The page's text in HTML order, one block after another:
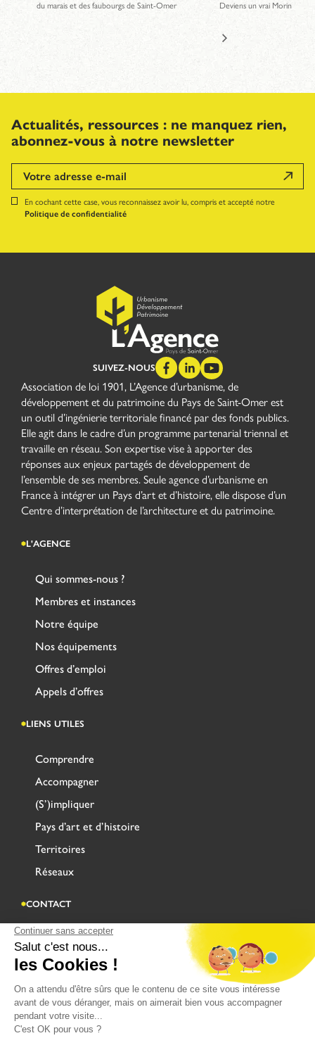
du marais et des faubourgs de Saint-Omer Deviens un vrai Morin
Actualités, ressources : ne manquez rien,
abonnez-vous à notre newsletter
En cochant cette case, vous reconnaissez avoir lu, compris et accepté notre
Politique de confidentialité
SUIVEZ-NOUS
Association de loi 1901, L’Agence d’urbanisme, de
développement et du patrimoine du Pays de Saint-Omer est
un outil d’ingénierie territoriale financé par des fonds publics.
Elle agit dans le cadre d’un programme partenarial triennal et
travaille en réseau. Son expertise vise à apporter des
réponses aux enjeux partagés de développement de
l’ensemble de ses membres. Seule agence d’urbanisme en
France à intégrer un Pays d’art et d’histoire, elle dispose d’un
Centre d’interprétation de l’architecture et du patrimoine.
L'AGENCE
Qui sommes-nous ?
Membres et instances
Notre équipe
Nos équipements
Offres d’emploi
Appels d’offres
LIENS UTILES
Comprendre
Accompagner
(S’)impliquer
Pays d’art et d’histoire
Territoires
Réseaux
CONTACT
Adresse
Centre Administratif Saint Louis
Rue Saint-Sépulcre CS 90128
CONTACTEZ-NOUS